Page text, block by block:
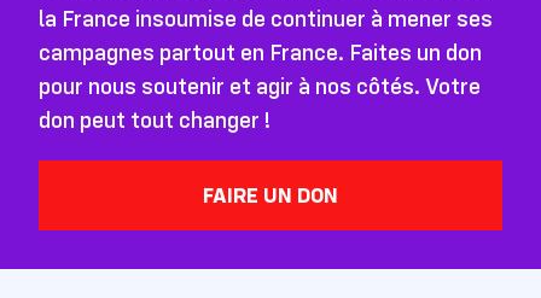
la France insoumise de continuer à mener ses
campagnes partout en France. Faites un don
pour nous soutenir et agir à nos côtés. Votre
don peut tout changer !
FAIRE UN DON